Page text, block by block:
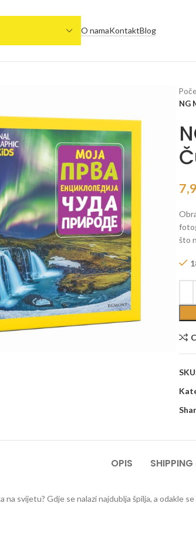
O namaKontaktBlog
NG
što
OPIS SHIPPING
na svijetu? Gdje se nalazi najdublja špilja, a